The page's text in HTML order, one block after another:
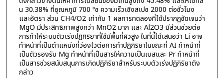
น 30.38% ที่อุณหภูมิ 700 ºซ ความเร็วเชิงสเปซ 2000 ต่อชั่วโมง
และอัตรา ส่วน CH4/O2 เท่ากับ 1 ผลการทดลองที่ได้ปรากฏชัดเจนว่า
MgO มีประสิทธิภาพสูงกว่า MnO2 มาก และ Al2O3 มีส่วนช่วยต่อ
การทำให้ระบบตัวเร่งปฏิกิริยาที่ใช้มีพื้นที่ผิวสูง ในที่นี้ได้เสนอว่า Li อาจ
ทำหน้าที่เป็นตำแหน่งที่ว่องไวต่อการทำปฏิกิริยาในขณะที่ AI ทำหน้าที่
เป็นตัวรองรับ Mg ทำหน้าที่เป็นสารให้ความเป็นเบสและ Pr ทำหน้าที่
เป็นสารช่วยสนับสนุนการเกิดปฏิกิริยาสำหรับระบบตัวเร่งปฏิกิริยาตัง
กล่าว